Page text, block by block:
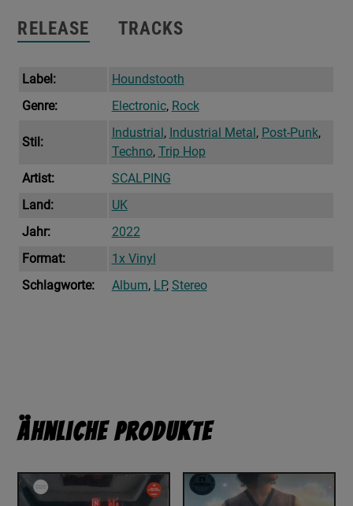
RELEASE TRACKS
Label:
Houndstooth
Genre:
Electronic, Rock
Stil:
Industrial , Industrial Metal , Post-Punk,
Techno, Trip Hop
Artist:
SCALPING
Land:
UK
Jahr:
2022
Format:
1x Vinyl
Schlagworte:
Album, LP, Stereo
Ähnliche Produkte